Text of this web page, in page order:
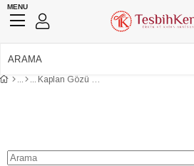
MENU
Kaplan Gözü Tesbihler